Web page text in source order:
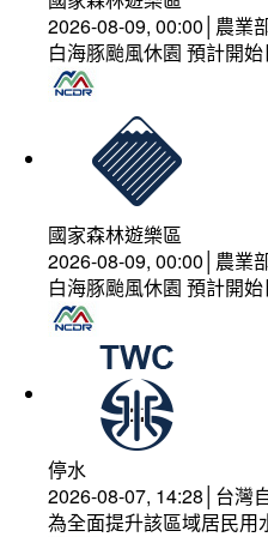
2026-08-09, 00:00│農業
白海豚颱風休園 預計開
國家森林遊樂區
2026-08-09, 00:00│農業
白海豚颱風休園 預計開
停水
2026-08-07, 14:28│台灣
為全面提升該區域居民